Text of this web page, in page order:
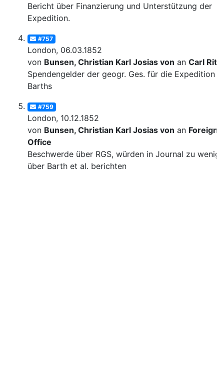
Bericht über Finanzierung und Unterstützung der
Expedition.
#757
London, 06.03.1852
von Bunsen, Christian Karl Josias von an Carl
Spendengelder der geogr. Ges. für die Expedition
Barths
#759
London, 10.12.1852
von Bunsen, Christian Karl Josias von an Foreign
Office
Beschwerde über RGS, würden in Journal zu wenig
über Barth et al. berichten